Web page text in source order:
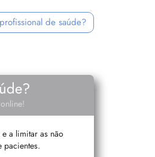
de saúde?
a limitar as não
pacientes.